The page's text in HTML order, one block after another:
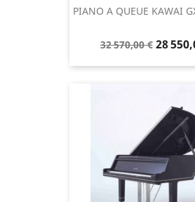
PIANO A QUEUE KAWAI
32 570,00 € 28